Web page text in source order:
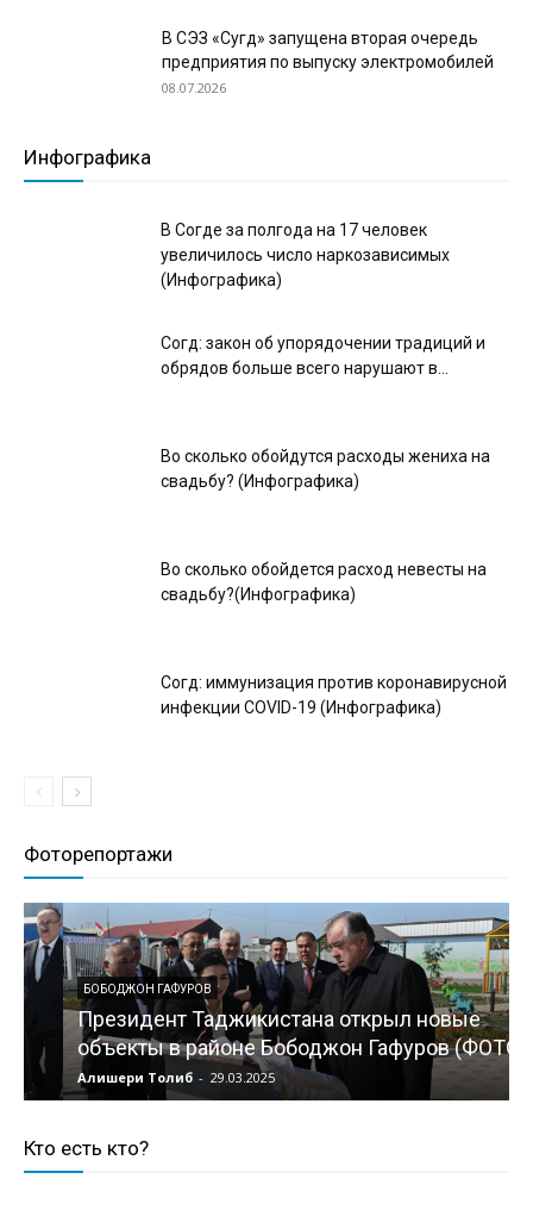
В СЭЗ «Сугд» запущена вторая очередь
предприятия по выпуску электромобилей
08.07.2026
Инфографика
В Согде за полгода на 17 человек
увеличилось число наркозависимых
(Инфографика)
Согд: закон об упорядочении традиций и
обрядов больше всего нарушают в...
Во сколько обойдутся расходы жениха на
свадьбу? (Инфографика)
Во сколько обойдется расход невесты на
свадьбу?(Инфографика)
Согд: иммунизация против коронавирусной
инфекции COVID-19 (Инфографика)
Фоторепортажи
БОБОДЖОН ГАФУРОВ
Президент Таджикистана открыл новые
объекты в районе Бободжон Гафуров (ФОТО)
Алишери Толиб - 29.03.2025
Кто есть кто?